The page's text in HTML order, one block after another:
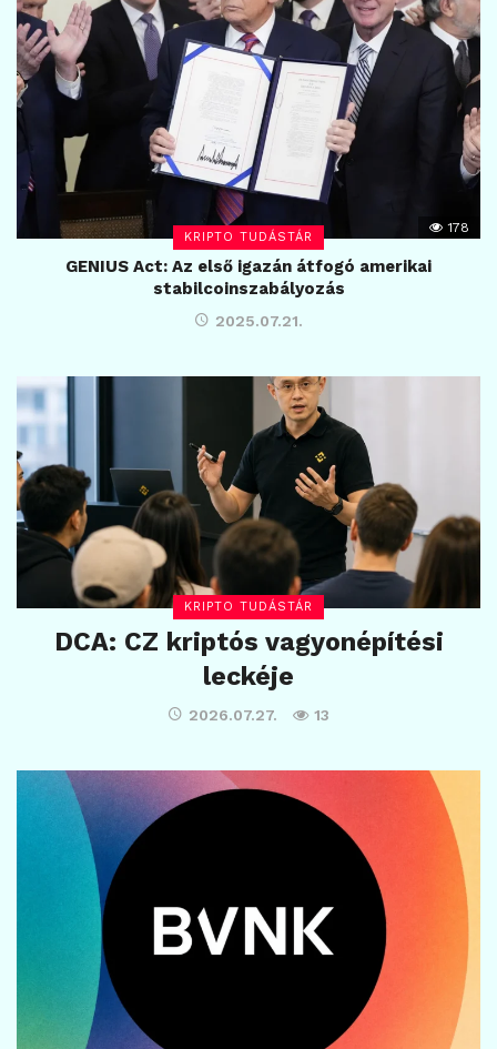
KRIPTO TUDÁSTÁR
178
GENIUS Act: Az első igazán átfogó amerikai
stabilcoinszabályozás
2025.07.21.
KRIPTO TUDÁSTÁR
DCA: CZ kriptós vagyonépítési
leckéje
2026.07.27. 13